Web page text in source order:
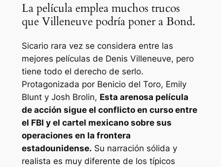
La película emplea muchos trucos
que Villeneuve podría poner a Bond.
Sicariorara vez se considera entre las
mejores películas de Denis Villeneuve, pero
tiene todo el derecho de serlo.
Protagonizada por Benicio del Toro, Emily
Blunt y Josh Brolin, Esta arenosa película
de acción sigue el conflicto en curso entre
el FBI y el cartel mexicano sobre sus
operaciones en la frontera
estadounidense. Su narración sólida y
realista es muy diferente de los típicos